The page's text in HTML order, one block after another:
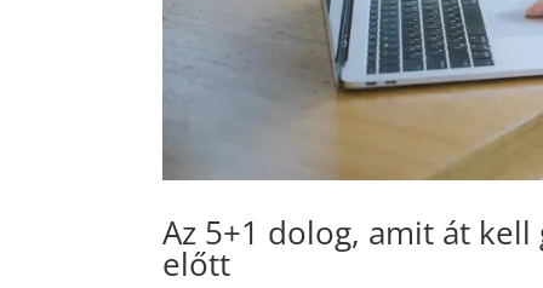
Az 5+1 dolog, amit át
előtt